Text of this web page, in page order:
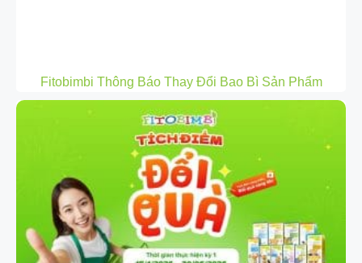
Fitobimbi Thông Báo Thay Đổi Bao Bì Sản Phẩm